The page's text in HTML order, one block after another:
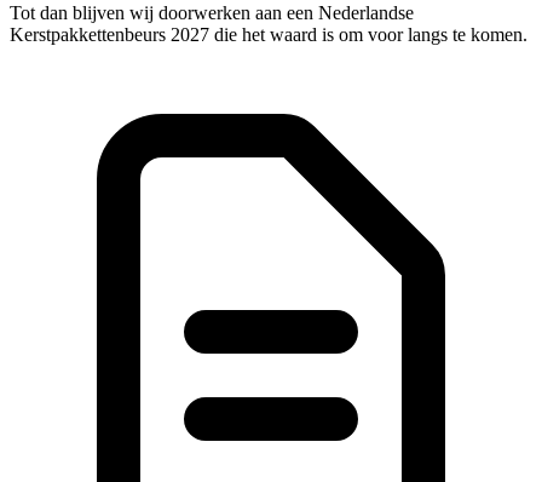
Tot dan blijven wij doorwerken aan een Nederlandse
Kerstpakkettenbeurs 2027 die het waard is om voor langs te komen.